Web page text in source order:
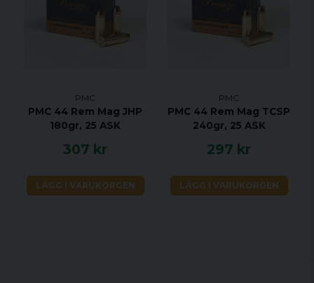
PMC
PMC 44 Rem Mag JHP
180gr, 25 ASK
307 kr
LÄGG I VARUKORGEN
PMC
PMC 44 Rem Mag TCSP
240gr, 25 ASK
297 kr
LÄGG I VARUKORGEN